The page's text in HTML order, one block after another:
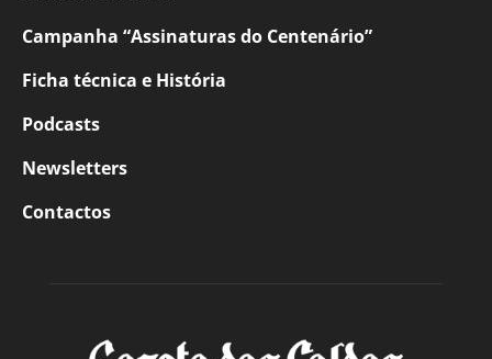
Campanha “Assinaturas do Centenário”
Ficha técnica e História
Podcasts
Newsletters
Contactos